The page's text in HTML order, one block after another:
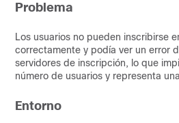
Problema
Los usuarios no pueden inscribirse
correctamente y podía ver un error
servidores de inscripción, lo que
número de usuarios y representa
Entorno